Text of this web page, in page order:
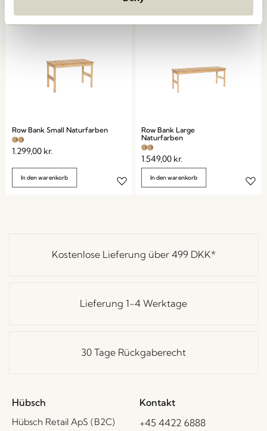
Row Bank Small Naturfarben
1.299,00 kr.
In den warenkorb
Row Bank Large
Naturfarben
1.549,00 kr.
In den warenkorb
Kostenlose Lieferung über 499 DKK*
Lieferung 1-4 Werktage
30 Tage Rückgaberecht
Hübsch
Hübsch Retail ApS (B2C)
Kontakt
+45 4422 6888